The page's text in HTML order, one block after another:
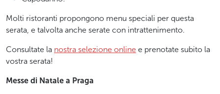
Molti ristoranti propongono menu speciali per questa
serata, e talvolta anche serate con intrattenimento.
Consultate la nostra selezione online e prenotate subito la
vostra serata!
Messe di Natale a Praga